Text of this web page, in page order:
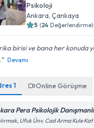
Psikoloji
Ankara , Çankaya
5 (24 Değerlendirme)
birisi ve bana her konuda
Devamı
1 Online Görüşme
Pera Psikolojik
Ufuk Ünv. Cad Arma Kule